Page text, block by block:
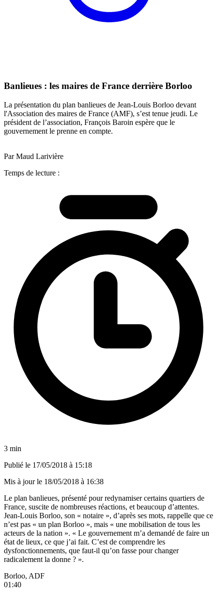
Banlieues : les maires de France derrière Borloo
La présentation du plan banlieues de Jean-Louis Borloo devant
l'Association des maires de France (AMF), s’est tenue jeudi. Le
président de l’association, François Baroin espère que le
gouvernement le prenne en compte.
Par Maud Larivière
Temps de lecture :
3 min
Publié le 17/05/2018 à 15:18
Mis à jour le 18/05/2018 à 16:38
Le plan banlieues, présenté pour redynamiser certains quartiers de
France, suscite de nombreuses réactions, et beaucoup d’attentes.
Jean-Louis Borloo, son « notaire », d’après ses mots, rappelle que ce
n’est pas « un plan Borloo », mais « une mobilisation de tous les
acteurs de la nation ». « Le gouvernement m’a demandé de faire un
état de lieux, ce que j’ai fait. C’est de comprendre les
dysfonctionnements, que faut-il qu’on fasse pour changer
radicalement la donne ? ».
Borloo, ADF
01:40